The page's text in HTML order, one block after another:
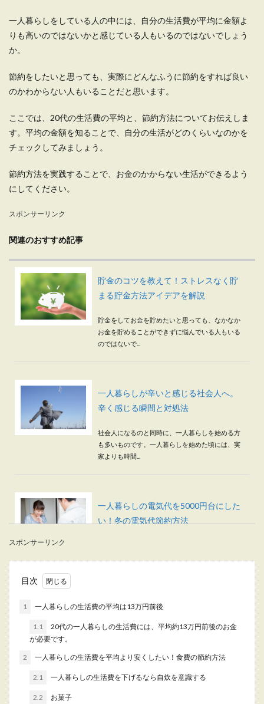
一人暮らしをしている人の中には、自分の生活費が平均に金額よ
りも高いのではないかと感じている人もいるのではないでしょう
か。
節約をしたいと思っても、実際にどんなふうに節約をすれば良い
のかわからない人もいることだと思います。
ここでは、20代の生活費の平均と、節約方法についてお伝えしま
す。平均の金額を知ることで、自分の生活がどのくらいなのかを
チェックしてみましょう。
節約方法を実践することで、お金のかからない生活ができるよう
にしてください。
スポンサーリンク
関連のおすすめ記事
貯金のコツを教えて！ストレスなく貯
まる貯金方法アイデアを解説
貯金をしてお金を貯めたいと思っても、なかなか
お金を貯めることができずに悩んでいる人もいる
のではないで...
一人暮らしが辛いと感じる社会人へ。
辛く感じる瞬間と対処法
社会人になるのと同時に、一人暮らしを始める方
も多いものです。一人暮らしを始めた頃には、実
家よりも時間...
一人暮らしの電気代を5000円台にした
い！冬の電気代節約方法
法！節約・管理方法を解説
一人暮らしを始めようと思っている人の中には、
のか、不安を...
スポンサーリンク
目次
1 一人暮らしの生活費の平均は13万円前後
1.1
20代の一人暮らしの生活費には、平均約13万円前後のお金
が必要です。
2 一人暮らしの生活費を平均より安くしたい！食費の節約方法
2.1 一人暮らしの生活費を下げるなら自炊を意識する
2.2 お菓子